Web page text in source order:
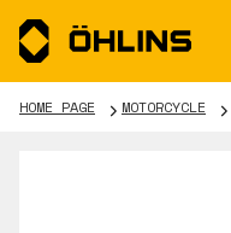
HOME PAGE MOTORCYCLE